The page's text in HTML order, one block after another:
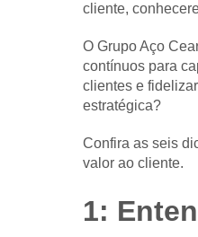
cliente,
O Grupo Aço
contínuos para
clientes e
estratégica?
Confira as seis
valor ao cliente.
1: